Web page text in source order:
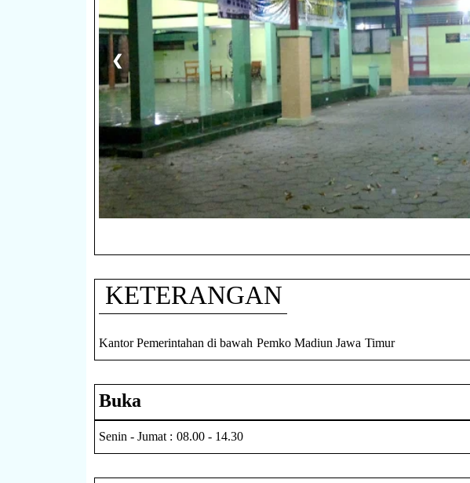
❮
KETERANGAN
Kantor Pemerintahan di bawah Pemko Madiun Jawa Timur
Buka
Senin - Jumat : 08.00 - 14.30